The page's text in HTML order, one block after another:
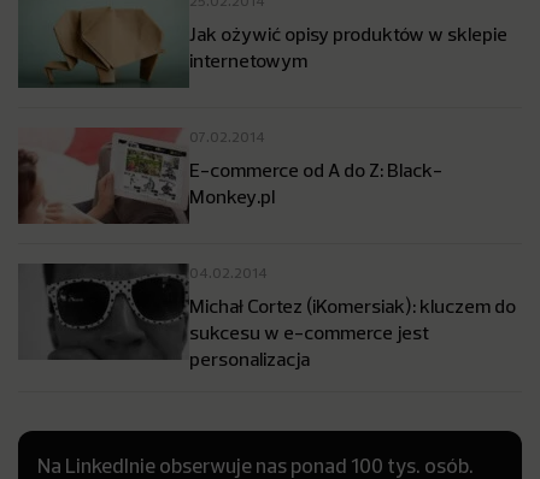
Jak ożywić opisy produktów w sklepie
internetowym
07.02.2014
E-commerce od A do Z: Black-
Monkey.pl
04.02.2014
Michał Cortez (iKomersiak): kluczem do
sukcesu w e-commerce jest
personalizacja
Na LinkedInie obserwuje nas ponad 100 tys. osób.